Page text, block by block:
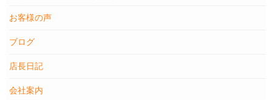
お客様の声
ブログ
店長日記
会社案内